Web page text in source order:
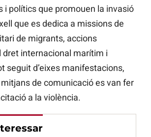
i polítics que promouen la invasió
que es dedica a missions de
de migrants, accions
dret internacional marítim i
seguit d’eixes manifestacions,
de comunicació es van fer
a la violència.